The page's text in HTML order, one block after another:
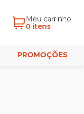
Meu carrinho
0 itens
PROMOÇÕES